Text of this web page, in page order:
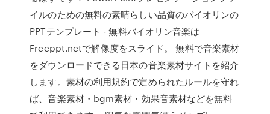
イルのための無料の素晴らしい品質のバイオリンの
PPTテンプレート - 無料バイオリン音楽は
Freeppt.netで解像度をスライド。 無料で音楽素材
をダウンロードできる日本の音楽素材サイトを紹介
します。素材の利用規約で定められたルールを守れ
ば、音楽素材・bgm素材・効果音素材などを無料